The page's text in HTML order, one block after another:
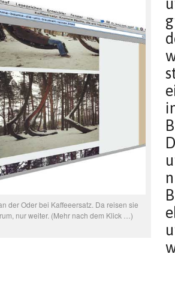
der Oder bei Kaffeeersatz. Da reisen sie
nur weiter. (Mehr nach dem Klick …)